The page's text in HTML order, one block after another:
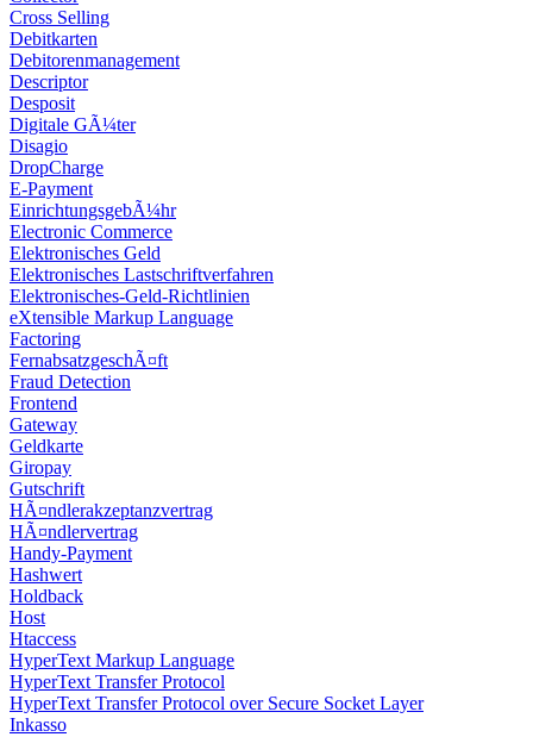
Cross Selling
Debitkarten
Debitorenmanagement
Descriptor
Desposit
Digitale GÃ¼ter
Disagio
DropCharge
E-Payment
EinrichtungsgebÃ¼hr
Electronic Commerce
Elektronisches Geld
Elektronisches Lastschriftverfahren
Elektronisches-Geld-Richtlinien
eXtensible Markup Language
Factoring
FernabsatzgeschÃ¤ft
Fraud Detection
Frontend
Gateway
Geldkarte
Giropay
Gutschrift
HÃ¤ndlerakzeptanzvertrag
HÃ¤ndlervertrag
Handy-Payment
Hashwert
Holdback
Host
Htaccess
HyperText Markup Language
HyperText Transfer Protocol
HyperText Transfer Protocol over Secure Socket Layer
Inkasso